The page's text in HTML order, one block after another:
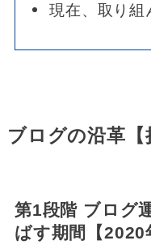
現在、取り組
ブログの沿革【
第1段階 ブログ
ばす期間【2020